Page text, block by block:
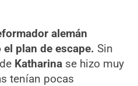
alemán
plan de escape. Sin
Katharina se hizo muy
tenían pocas